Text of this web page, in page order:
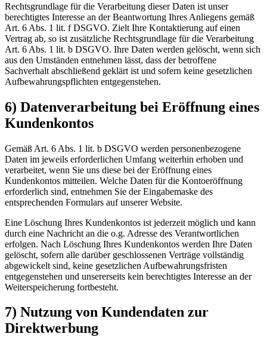
Rechtsgrundlage für die Verarbeitung dieser Daten ist unser
berechtigtes Interesse an der Beantwortung Ihres Anliegens gemäß
Art. 6 Abs. 1 lit. f DSGVO. Zielt Ihre Kontaktierung auf einen
Vertrag ab, so ist zusätzliche Rechtsgrundlage für die Verarbeitung
Art. 6 Abs. 1 lit. b DSGVO. Ihre Daten werden gelöscht, wenn sich
aus den Umständen entnehmen lässt, dass der betroffene
Sachverhalt abschließend geklärt ist und sofern keine gesetzlichen
Aufbewahrungspflichten entgegenstehen.
6) Datenverarbeitung bei Eröffnung eines
Kundenkontos
Gemäß Art. 6 Abs. 1 lit. b DSGVO werden personenbezogene
Daten im jeweils erforderlichen Umfang weiterhin erhoben und
verarbeitet, wenn Sie uns diese bei der Eröffnung eines
Kundenkontos mitteilen. Welche Daten für die Kontoeröffnung
erforderlich sind, entnehmen Sie der Eingabemaske des
entsprechenden Formulars auf unserer Website.
Eine Löschung Ihres Kundenkontos ist jederzeit möglich und kann
durch eine Nachricht an die o.g. Adresse des Verantwortlichen
erfolgen. Nach Löschung Ihres Kundenkontos werden Ihre Daten
gelöscht, sofern alle darüber geschlossenen Verträge vollständig
abgewickelt sind, keine gesetzlichen Aufbewahrungsfristen
entgegenstehen und unsererseits kein berechtigtes Interesse an der
Weiterspeicherung fortbesteht.
7) Nutzung von Kundendaten zur
Direktwerbung